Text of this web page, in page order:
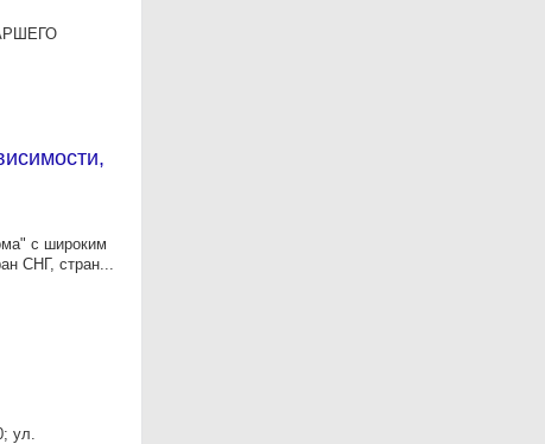
с широким
СНГ, стран...
ул.